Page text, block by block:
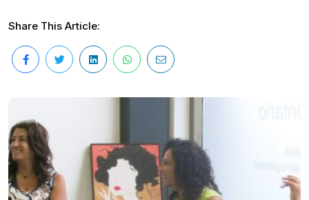
Share This Article: